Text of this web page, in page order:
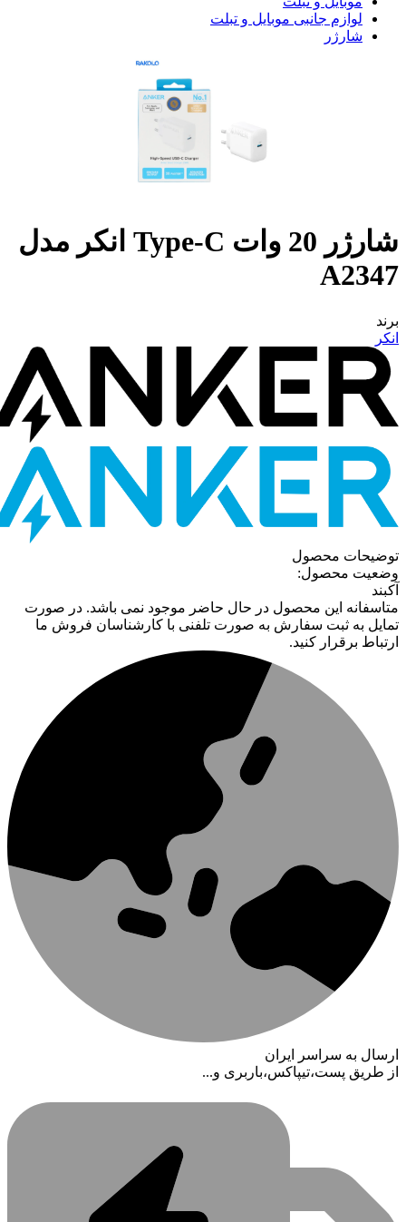
لوازم جانبی موبایل و تبلت
شارژر
شارژر 20 وات Type-C انکر مدل
A2347
برند
انکر
توضیحات محصول
وضعیت محصول:
آکبند
متاسفانه این محصول در حال حاضر موجود نمی باشد. در صورت
تمایل به ثبت سفارش به صورت تلفنی با کارشناسان فروش ما
ارتباط برقرار کنید.
ارسال به سراسر ایران
از طریق پست،تیپاکس،باربری و...